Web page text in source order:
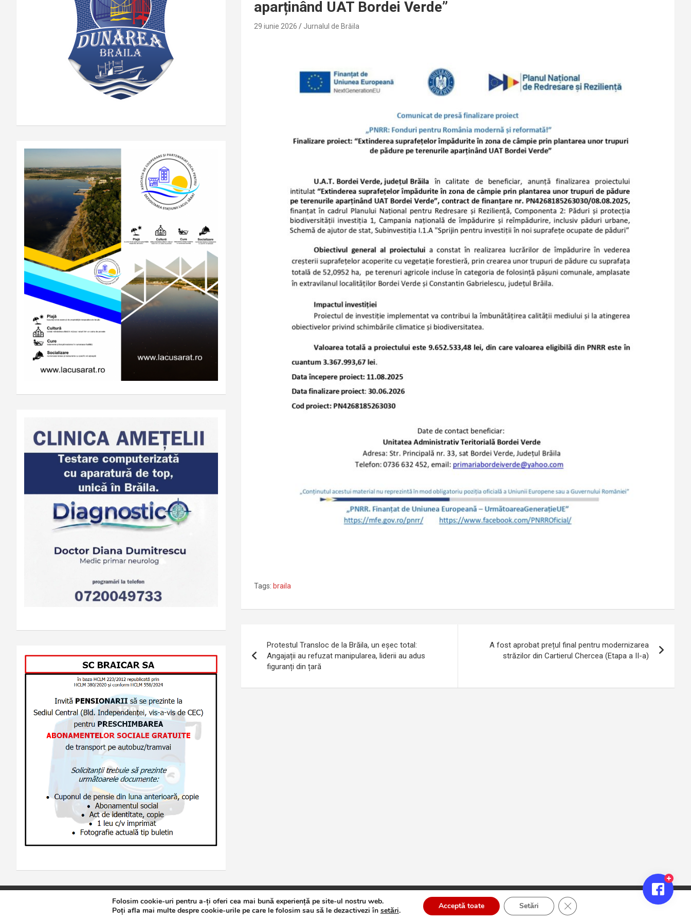
aparținând UAT Bordei Verde”
29 iunie 2026 Jurnalul de Brăila
Tags: braila
în
articole
Protestul Transloc de la Brăila, un eșec total:
Angajații au refuzat manipularea, liderii au adus
figuranți din țară
A fost aprobat prețul final pentru modernizarea
străzilor din Cartierul Chercea (Etapa a II-a)
Jurnalul de Brăila Politică de confidențialitate Theme by:Theme Horse Proudly Powered by: WordPress
Folosim cookie-uri pentru a-ți oferi cea mai bună experiență pe site-ul nostru web.
Poți afla mai multe despre cookie-urile pe care le folosim sau să le dezactivezi în setări. Acceptă toate Setări Close GDPR Cookie Banner